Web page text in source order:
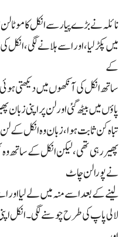
نائلہ نے بڑے پیار سے انکل کا موٹا
میں پکڑلیا، اور اسے ہلانے لگی ، انکل
کے
ساتھ انکل کی آنکھوں میں دیکھتی
پاؤں میں بیٹھ گئی اور لن پر اپنی
تباہ کن ثابت ہوا، زبان وہ انکل
پھیررہی تھی ، لیکن انکل کے ساتھ
نے پورا لن چاٹ
لینے کے بعد اسے منہ میں لے لیااور
لالی پاپ کی طرح چوسنے لگی ۔انکل